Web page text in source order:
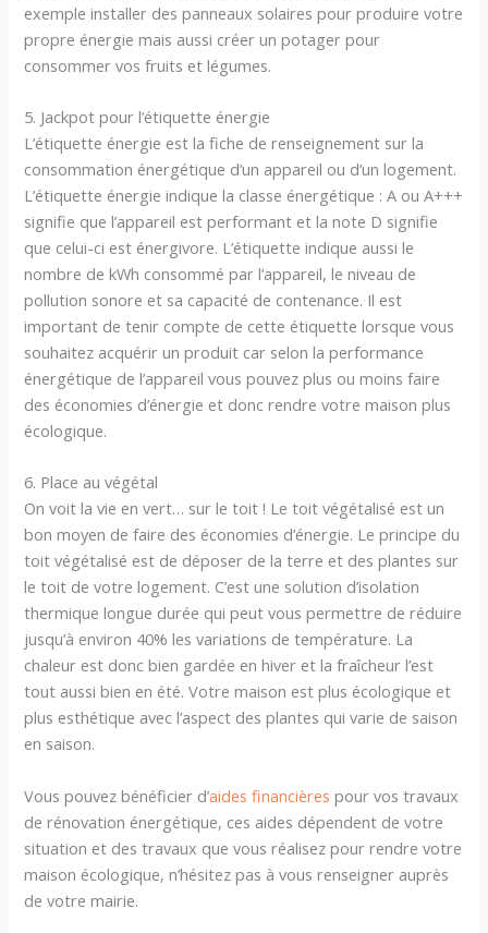
exemple installer des panneaux solaires pour produire votre
propre énergie mais aussi créer un potager pour
consommer vos fruits et légumes.
5. Jackpot pour l’étiquette énergie
L’étiquette énergie est la fiche de renseignement sur la
consommation énergétique d’un appareil ou d’un logement.
L’étiquette énergie indique la classe énergétique : A ou A+++
signifie que l’appareil est performant et la note D signifie
que celui-ci est énergivore. L’étiquette indique aussi le
nombre de kWh consommé par l’appareil, le niveau de
pollution sonore et sa capacité de contenance. Il est
important de tenir compte de cette étiquette lorsque vous
souhaitez acquérir un produit car selon la performance
énergétique de l’appareil vous pouvez plus ou moins faire
des économies d’énergie et donc rendre votre maison plus
écologique.
6. Place au végétal
On voit la vie en vert… sur le toit ! Le toit végétalisé est un
bon moyen de faire des économies d’énergie. Le principe du
toit végétalisé est de déposer de la terre et des plantes sur
le toit de votre logement. C’est une solution d’isolation
thermique longue durée qui peut vous permettre de réduire
jusqu’à environ 40% les variations de température. La
chaleur est donc bien gardée en hiver et la fraîcheur l’est
tout aussi bien en été. Votre maison est plus écologique et
plus esthétique avec l’aspect des plantes qui varie de saison
en saison.
Vous pouvez bénéficier d’aides financières pour vos travaux
de rénovation énergétique, ces aides dépendent de votre
situation et des travaux que vous réalisez pour rendre votre
maison écologique, n’hésitez pas à vous renseigner auprès
de votre mairie.